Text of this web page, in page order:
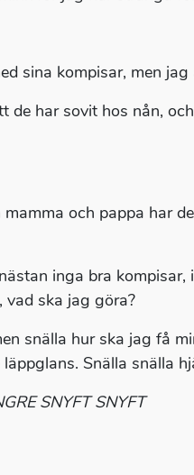
sina kompisar, men
har sovit hos nån,
och pappa har
inga bra
vad ska jag göra?
snälla hur ska jag få
Snälla snälla
SNYFT SNYFT